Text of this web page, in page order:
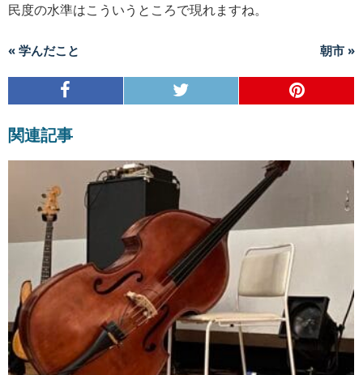
民度の水準はこういうところで現れますね。
« 学んだこと 朝市 »
関連記事